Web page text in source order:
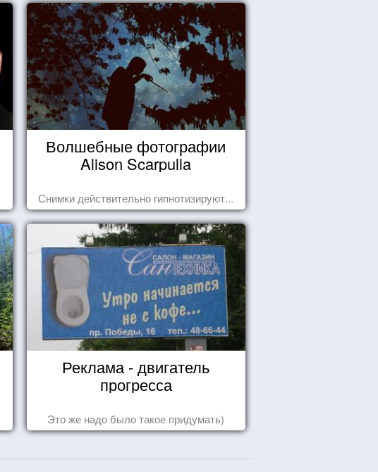
Волшебные фотографии
Alison Scarpulla
Снимки действительно гипнотизируют...
Реклама - двигатель
прогресса
Это же надо было такое придумать)